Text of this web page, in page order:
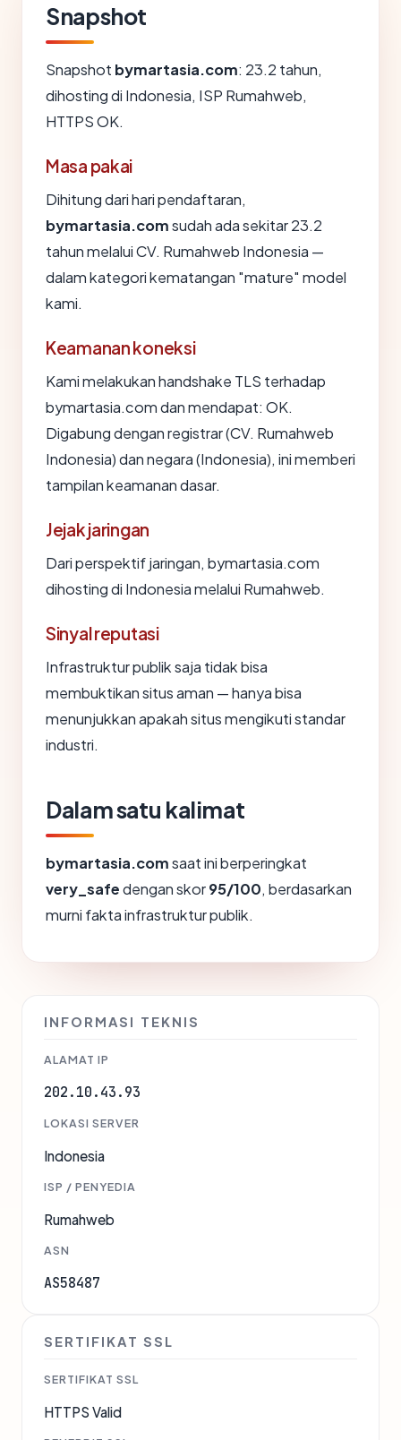
Snapshot
Snapshot bymartasia.com: 23.2 tahun,
dihosting di Indonesia, ISP Rumahweb,
HTTPS OK.
Masa pakai
Dihitung dari hari pendaftaran,
bymartasia.comsudah ada sekitar 23.2
tahun melalui CV. Rumahweb Indonesia —
dalam kategori kematangan "mature" model
kami.
Keamanan koneksi
Kami melakukan handshake TLS terhadap
bymartasia.com dan mendapat: OK.
Digabung dengan registrar (CV. Rumahweb
Indonesia) dan negara (Indonesia), ini memberi
tampilan keamanan dasar.
Jejak jaringan
Dari perspektif jaringan, bymartasia.com
dihosting di Indonesia melalui Rumahweb.
Sinyal reputasi
Infrastruktur publik saja tidak bisa
membuktikan situs aman — hanya bisa
menunjukkan apakah situs mengikuti standar
industri.
Dalam satu kalimat
bymartasia.comsaat ini berperingkat
very_safedengan skor95/100, berdasarkan
murni fakta infrastruktur publik.
INFORMASI TEKNIS
ALAMAT IP
202.10.43.93
LOKASI SERVER
Indonesia
ISP / PENYEDIA
Rumahweb
ASN
AS58487
SERTIFIKAT SSL
SERTIFIKAT SSL
HTTPS Valid